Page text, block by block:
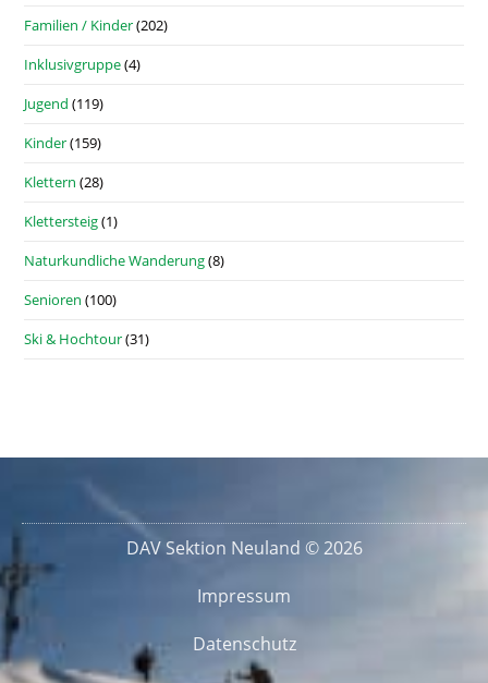
Familien / Kinder(202)
Inklusivgruppe(4)
Jugend (119)
Kinder(159)
Klettern (28)
Klettersteig(1)
Naturkundliche Wanderung(8)
Senioren (100)
Ski & Hochtour(31)
DAV Sektion Neuland © 2026
Impressum
Datenschutz